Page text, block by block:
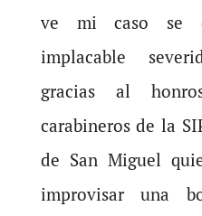
ve mi caso se
implacable
gracias al
carabineros de la
de San Miguel
improvisar una